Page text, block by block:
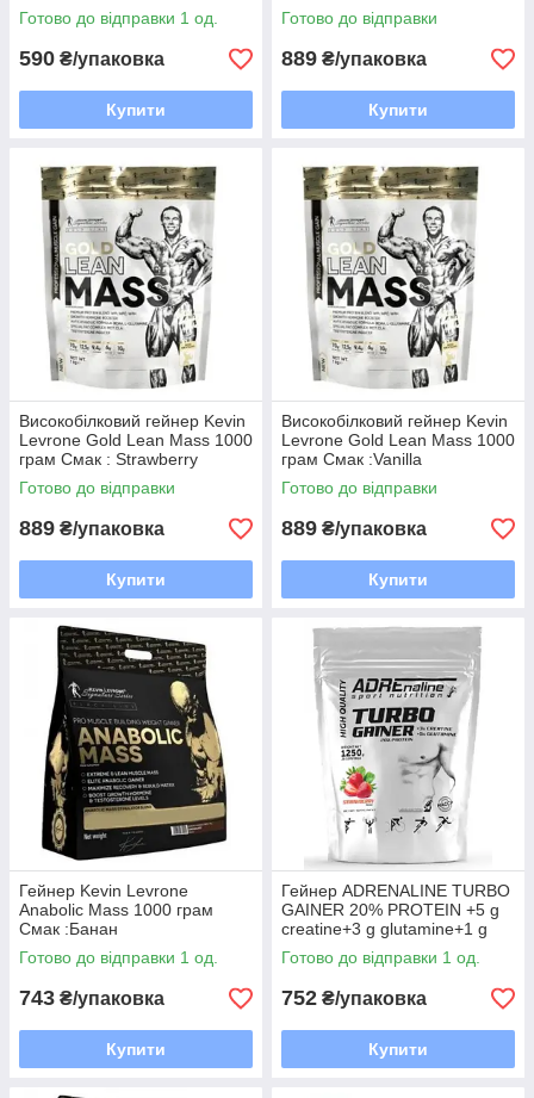
Готово до відправки 1 од.
590 ₴/упаковка
Купити
Готово до відправки
889 ₴/упаковка
Купити
Високобілковий гейнер Kevin
Levrone Gold Lean Mass 1000
грам Смак : Strawberry
Готово до відправки
889 ₴/упаковка
Купити
Високобілковий гейнер Kevin
Levrone Gold Lean Mass 1000
грам Смак :Vanilla
Готово до відправки
889 ₴/упаковка
Купити
Гейнер Kevin Levrone
Anabolic Mass 1000 грам
Смак :Банан
Готово до відправки 1 од.
743 ₴/упаковка
Купити
Гейнер ADRENALINE TURBO
GAINER 20% PROTEIN +5 g
creatine+3 g glutamine+1 g
taurine 1250 грам Смак :
Полуниця
Готово до відправки 1 од.
752 ₴/упаковка
Купити